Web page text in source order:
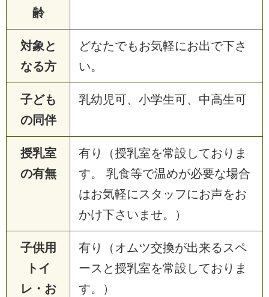
齢
対象と
なる方
どなたでもお気軽にお出で下さ
い。
子ども
の同伴
乳幼児可、小学生可、中高生可
授乳室
の有無
有り（授乳室を常設しておりま
す。 乳食等で温めが必要な場合
はお気軽にスタッフにお声をお
かけ下さいませ。）
子供用
トイ
レ・お
有り（オムツ交換が出来るスペ
ースと授乳室を常設しておりま
す。）